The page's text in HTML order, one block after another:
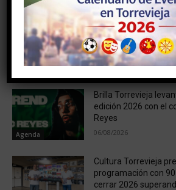
Noticias
SUEÑA TORREVIEJA
CALLE A LOS
RED DE AUTOBUSES
A MEJORAR EL
Agenda
Brilla Torrevieja
edición 2026 con el
Reyes
06/08/2026
Cultura Torrevieja
programación con
cerrar 2026